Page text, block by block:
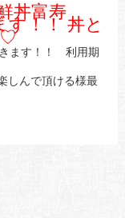
富寿
す！！ 丼と
ます！！ 利用期
んで頂ける様最